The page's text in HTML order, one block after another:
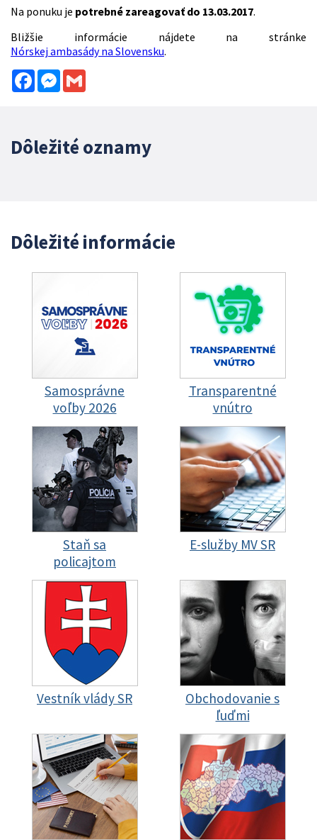
Na ponuku je potrebné zareagovať do 13.03.2017.
Bližšie informácie nájdete na stránke
Nórskej ambasády na Slovensku.
FacebookMessenger
Dôležité oznamy
Dôležité informácie
Samosprávne
voľby 2026
Transparentné
vnútro
Staň sa
policajtom
E-služby MV SR
Vestník vlády SR
Obchodovanie s
ľuďmi